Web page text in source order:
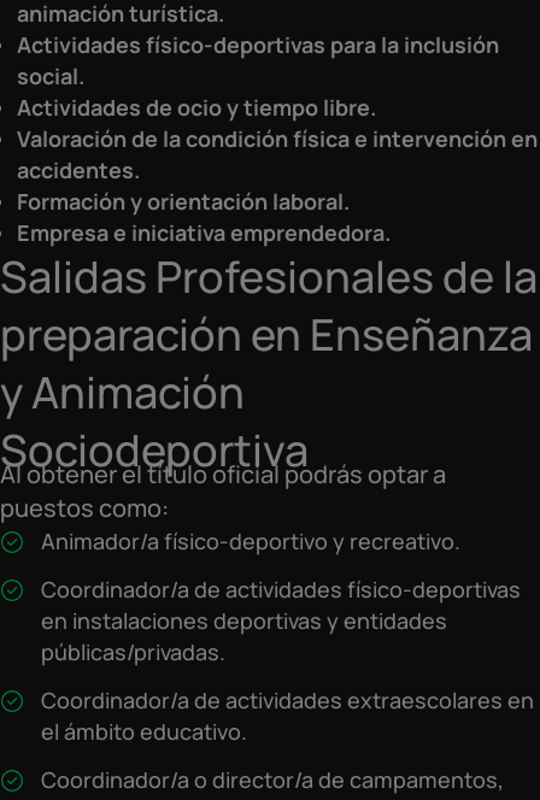
animación turística.
Actividades físico-deportivas para la inclusión
social.
Actividades de ocio y tiempo libre.
Valoración de la condición física e intervención en
accidentes.
Formación y orientación laboral.
Empresa e iniciativa emprendedora.
Salidas Profesionales de la
preparación en Enseñanza
y Animación
Sociodeportiva
Al obtener el título oficial podrás optar a
puestos como:
Animador/a físico-deportivo y recreativo.
Coordinador/a de actividades físico-deportivas
en instalaciones deportivas y entidades
públicas/privadas.
Coordinador/a de actividades extraescolares en
el ámbito educativo.
Coordinador/a o director/a de campamentos,